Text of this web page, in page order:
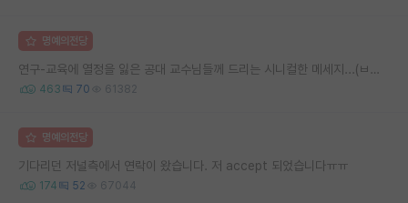
명예의전당
연구-교육에 열정을 잃은 공대 교수님들께 드리는 시니컬한 메세지...(ㅂㄷㅂㄷ)
463 70 61382
명예의전당
기다리던 저널측에서 연락이 왔습니다. 저 accept 되었습니다ㅠㅠ
174 52 67044